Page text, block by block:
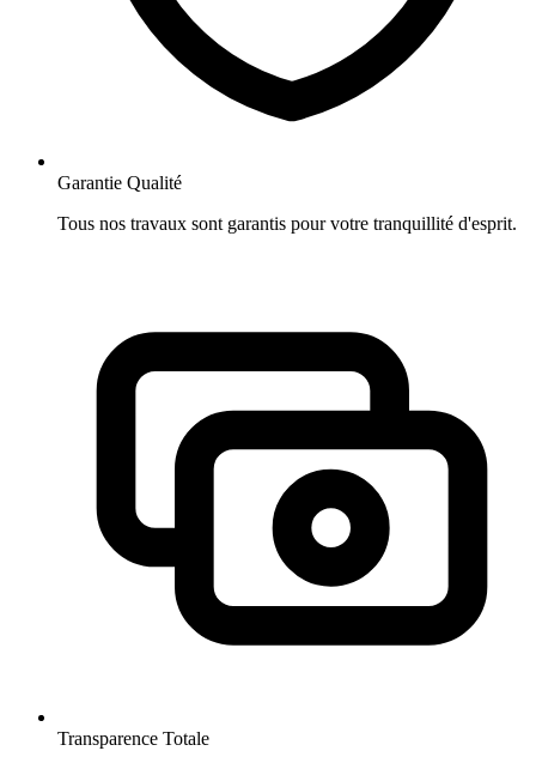
Garantie Qualité
Tous nos travaux sont garantis pour votre tranquillité d'esprit.
Transparence Totale